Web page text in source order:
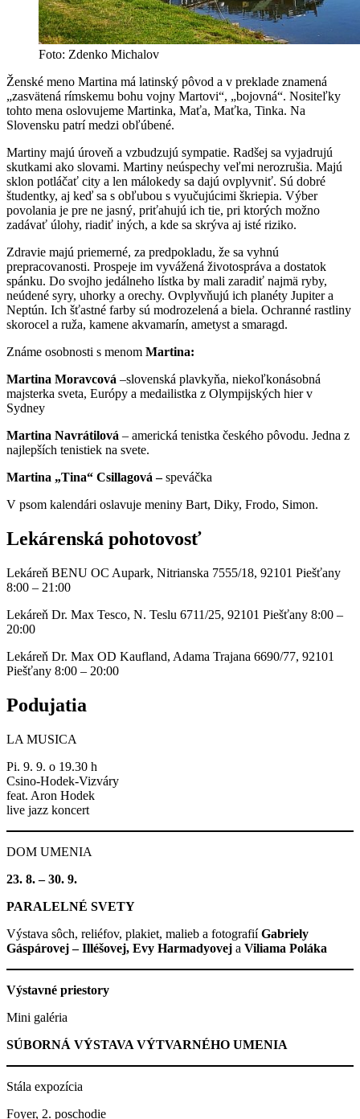
Foto: Zdenko Michalov
Ženské meno Martina má latinský pôvod a v preklade znamená
„zasvätená rímskemu bohu vojny Martovi“, „bojovná“. Nositeľky
tohto mena oslovujeme Martinka, Maťa, Maťka, Tinka. Na
Slovensku patrí medzi obľúbené.
Martiny majú úroveň a vzbudzujú sympatie. Radšej sa vyjadrujú
skutkami ako slovami. Martiny neúspechy veľmi nerozrušia. Majú
sklon potláčať city a len málokedy sa dajú ovplyvniť. Sú dobré
študentky, aj keď sa s obľubou s vyučujúcimi škriepia. Výber
povolania je pre ne jasný, priťahujú ich tie, pri ktorých možno
zadávať úlohy, riadiť iných, a kde sa skrýva aj isté riziko.
Zdravie majú priemerné, za predpokladu, že sa vyhnú
prepracovanosti. Prospeje im vyvážená životospráva a dostatok
spánku. Do svojho jedálneho lístka by mali zaradiť najmä ryby,
neúdené syry, uhorky a orechy. Ovplyvňujú ich planéty Jupiter a
Neptún. Ich šťastné farby sú modrozelená a biela. Ochranné rastliny
skorocel a ruža, kamene akvamarín, ametyst a smaragd.
Známe osobnosti s menom Martina:
Martina Moravcová –slovenská plavkyňa, niekoľkonásobná
majsterka sveta, Európy a medailistka z Olympijských hier v
Sydney
Martina Navrátilová – americká tenistka českého pôvodu. Jedna z
najlepších tenistiek na svete.
Martina „Tina“ Csillagová –speváčka
V psom kalendári oslavuje meniny Bart, Diky, Frodo, Simon.
Lekárenská pohotovosť
Lekáreň BENU OC Aupark, Nitrianska 7555/18, 92101 Piešťany
8:00 – 21:00
Lekáreň Dr. Max Tesco, N. Teslu 6711/25, 92101 Piešťany 8:00 –
20:00
Lekáreň Dr. Max OD Kaufland, Adama Trajana 6690/77, 92101
Piešťany 8:00 – 20:00
Podujatia
LA MUSICA
Pi. 9. 9. o 19.30 h
Csino-Hodek-Vizváry
feat. Aron Hodek
live jazz koncert
DOM UMENIA
23. 8. – 30. 9.
PARALELNÉ SVETY
Výstava sôch, reliéfov, plakiet, malieb a fotografiíGabriely
Gáspárovej – Illéšovej, Evy Harmadyovej a Viliama Poláka
Výstavné priestory
Mini galéria
SÚBORNÁ VÝSTAVA VÝTVARNÉHO UMENIA
Stála expozícia
Foyer, 2. poschodie